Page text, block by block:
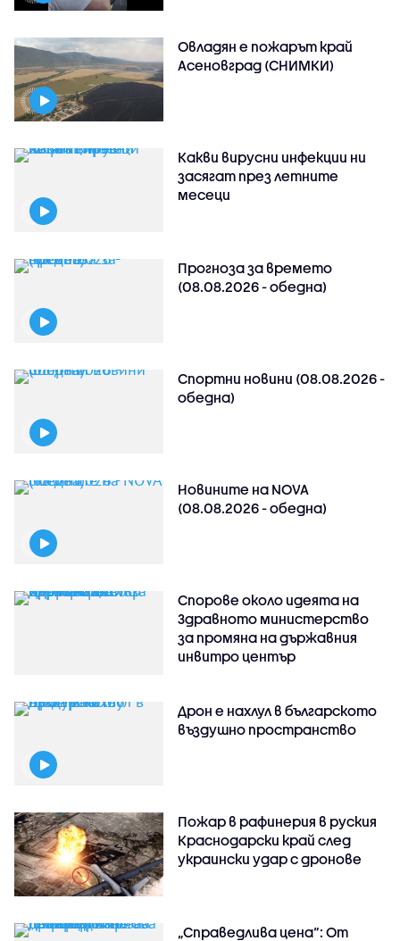
Овладян е пожарът край
Асеновград (СНИМКИ)
Какви вирусни инфекции ни
засягат през летните
месеци
Прогноза за времето
(08.08.2026 - обедна)
Спортни новини (08.08.2026 -
обедна)
Новините на NOVA
(08.08.2026 - обедна)
Спорове около идеята на
Здравното министерство
за промяна на държавния
инвитро център
Дрон е нахлул в българското
въздушно пространство
Пожар в рафинерия в руския
Краснодарски край след
украински удар с дронове
„Справедлива цена“: От